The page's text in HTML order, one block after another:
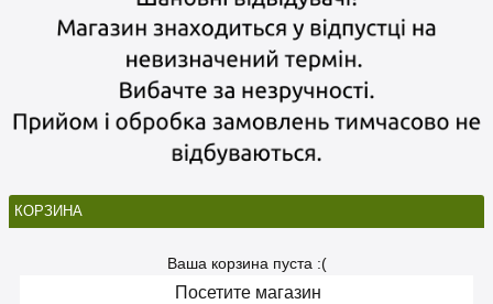
КОРЗИНА
Ваша корзина пуста :(
Посетите магазин